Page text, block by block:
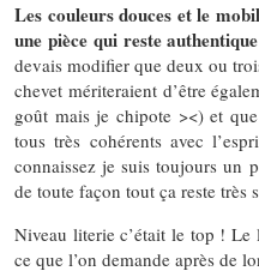
Les couleurs douces et le
une pièce qui reste
devais modifier que deux ou
chevet mériteraient d’être
goût mais je chipote ><) et
tous très cohérents avec
connaissez je suis toujours un
de toute façon tout ça reste très
Niveau literie c’était le top ! Le
ce que l’on demande après de